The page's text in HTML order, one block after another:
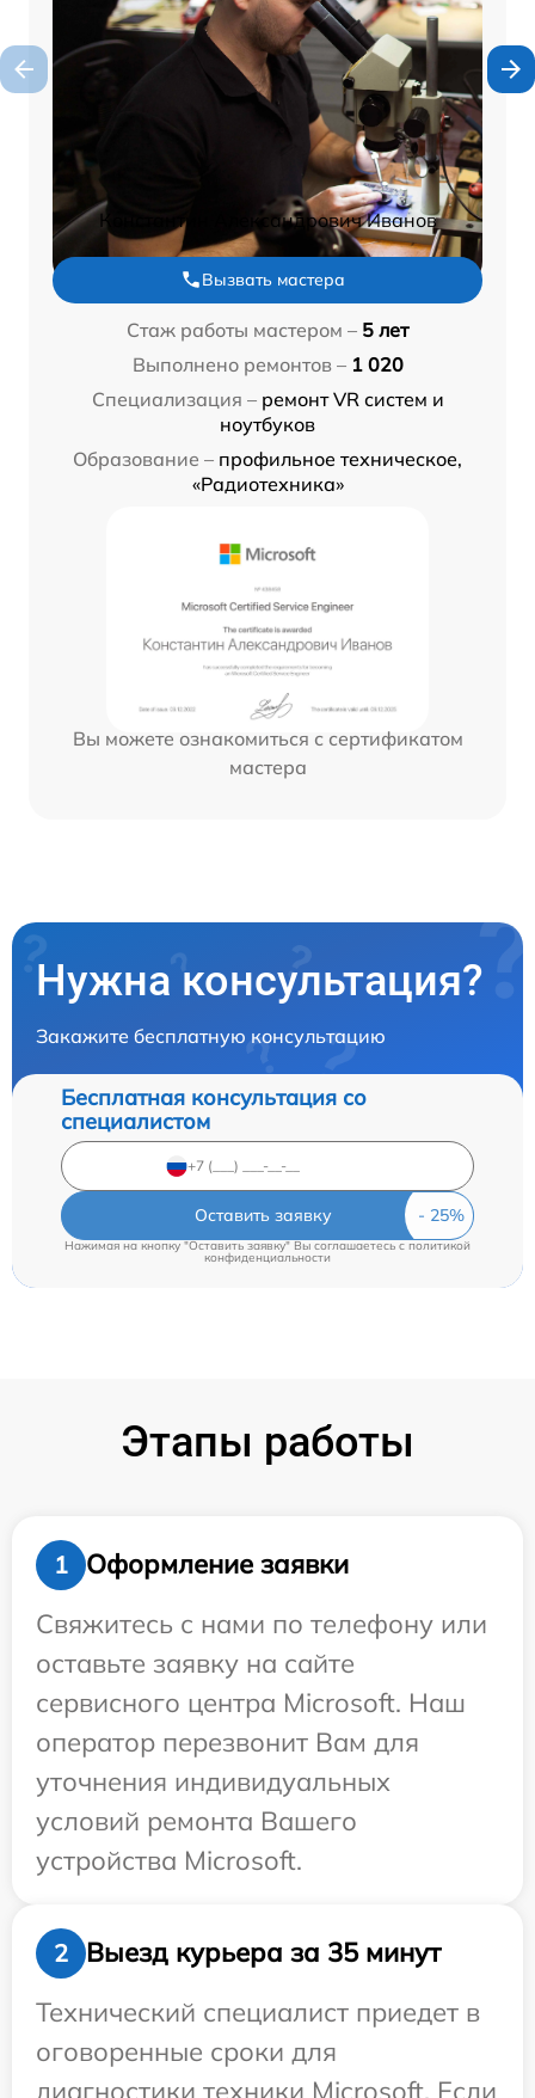
Константин Александрович Иванов
Вызвать мастера
Стаж работы мастером – 5 лет
Выполнено ремонтов – 1 020
Специализация – ремонт VR систем и
ноутбуков
Образование – профильное техническое,
«Радиотехника»
Вы можете ознакомиться с сертификатом
мастера
Нужна консультация?
Закажите бесплатную консультацию
Бесплатная консультация со
специалистом
Оставить заявку
Нажимая на кнопку "Оставить заявку" Вы соглашаетесь cполитикой
конфиденциальности
Этапы работы
1
Оформление заявки
Свяжитесь с нами по телефону или
оставьте заявку на сайте
сервисного центра Microsoft. Наш
оператор перезвонит Вам для
уточнения индивидуальных
условий ремонта Вашего
устройства Microsoft.
2
Выезд курьера за 35 минут
Технический специалист приедет в
оговоренные сроки для
диагностики техники Microsoft. Если